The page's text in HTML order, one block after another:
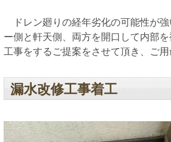
ドレン廻りの経年劣化の可能性が強
ー側と軒天側、両方を開口して内部
工事をするご提案をさせて頂き、ご
漏水改修工事着工